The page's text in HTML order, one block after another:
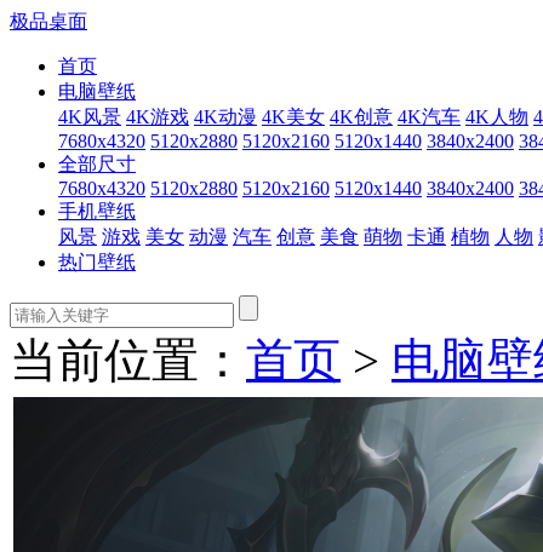
极品桌面
首页
电脑壁纸
4K风景 4K游戏 4K动漫 4K美女 4K创意 4K汽车 4K人物
7680x4320 5120x2880 5120x2160 5120x1440 3840x2400
全部尺寸
7680x4320 5120x2880 5120x2160 5120x1440 3840x2400
手机壁纸
风景 游戏 美女 动漫 汽车 创意 美食 萌物 卡通 植物 人物
热门壁纸
当前位置： 首页 > 电脑